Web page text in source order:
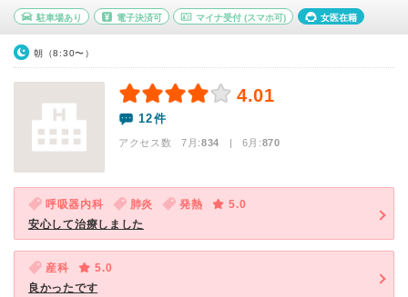
駐車場あり 電子決済可 マイナ受付 (スマホ可) 女医在籍
朝（8:30〜）
4.01
12件
アクセス数 7月:834 | 6月:870
呼吸器内科 肺炎 発熱
5.0
安心して治療しました
産科
5.0
良かったです